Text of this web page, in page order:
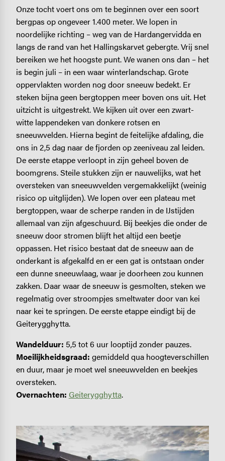
Onze tocht voert ons om te beginnen over een soort
bergpas op ongeveer 1.400 meter. We lopen in
noordelijke richting – weg van de Hardangervidda en
langs de rand van het Hallingskarvet gebergte. Vrij snel
bereiken we het hoogste punt. We wanen ons dan – het
is begin juli – in een waar winterlandschap. Grote
oppervlakten worden nog door sneeuw bedekt. Er
steken bijna geen bergtoppen meer boven ons uit. Het
uitzicht is uitgestrekt. We kijken uit over een zwart-
witte lappendeken van donkere rotsen en
sneeuwvelden. Hierna begint de feitelijke afdaling, die
ons in 2,5 dag naar de fjorden op zeeniveau zal leiden.
De eerste etappe verloopt in zijn geheel boven de
boomgrens. Steile stukken zijn er nauwelijks, wat het
oversteken van sneeuwvelden vergemakkelijkt (weinig
risico op uitglijden). We lopen over een plateau met
bergtoppen, waar de scherpe randen in de IJstijden
allemaal van zijn afgeschuurd. Bij beekjes die onder de
sneeuw door stromen blijft het altijd een beetje
oppassen. Het risico bestaat dat de sneeuw aan de
onderkant is afgekalfd en er een gat is ontstaan onder
een dunne sneeuwlaag, waar je doorheen zou kunnen
zakken. Daar waar de sneeuw is gesmolten, steken we
regelmatig over stroompjes smeltwater door van kei
naar kei te springen. De eerste etappe eindigt bij de
Geiterygghytta.
Wandelduur: 5,5 tot 6 uur looptijd zonder pauzes.
Moeilijkheidsgraad: gemiddeld qua hoogteverschillen
en duur, maar je moet wel sneeuwvelden en beekjes
oversteken.
Overnachten: Geiterygghytta.
Image